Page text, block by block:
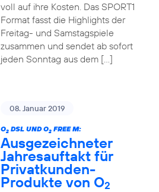
voll auf ihre Kosten. Das SPORT1
Format fasst die Highlights der
Freitag- und Samstagspiele
zusammen und sendet ab sofort
jeden Sonntag aus dem […]
08. Januar 2019
O2DSL UND O2FREE M:
Ausgezeichneter
Jahresauftakt für
Privatkunden-
Produkte von O2